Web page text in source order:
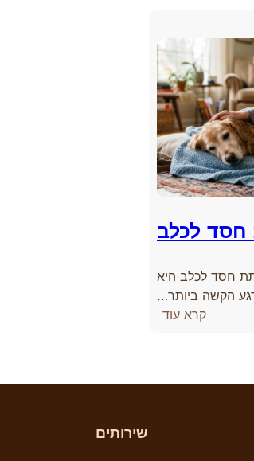
לכלב
חסד לכלב היא
הקשה ביותר…
קרא עוד:
ת
שירותים